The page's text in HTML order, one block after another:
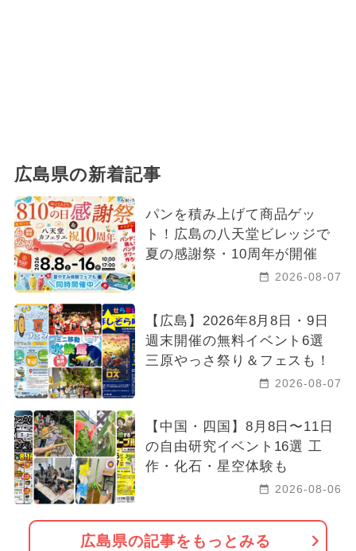
広島県の新着記事
パンを積み上げて商品ゲッ
ト！広島の八天堂ビレッジで
夏の感謝祭・10周年が開催
2026-08-07
【広島】2026年8月8日・9日
週末開催の無料イベント6選
三原やっさ祭り＆フェスも！
2026-08-07
【中国・四国】8月8日〜11日
の自由研究イベント16選 工
作・化石・星空体験も
2026-08-06
広島県の記事をもっとみる